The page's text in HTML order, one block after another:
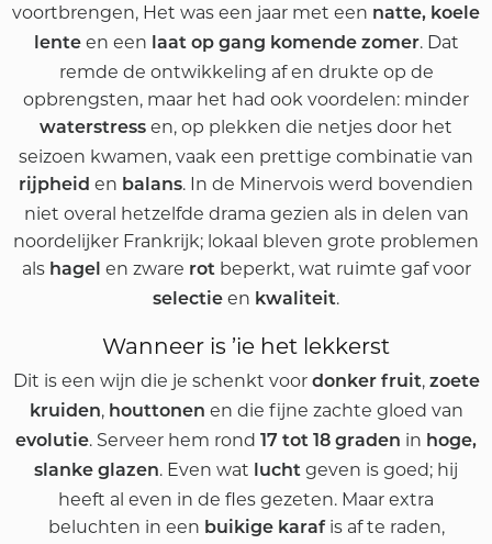
voortbrengen, Het was een jaar met een natte, koele
lenteen een laat op gang komende zomer. Dat
remde de ontwikkeling af en drukte op de
opbrengsten, maar het had ook voordelen: minder
waterstress en, op plekken die netjes door het
seizoen kwamen, vaak een prettige combinatie van
rijpheid en balans. In de Minervois werd bovendien
niet overal hetzelfde drama gezien als in delen van
noordelijker Frankrijk; lokaal bleven grote problemen
als hagel en zware rot beperkt, wat ruimte gaf voor
selectie en kwaliteit.
Wanneer is ’ie het lekkerst
Dit is een wijn die je schenkt voor donker fruit, zoete
kruiden, houttonen en die fijne zachte gloed van
evolutie. Serveer hem rond 17 tot 18 graden in hoge,
slanke glazen. Even wat lucht geven is goed; hij
heeft al even in de fles gezeten. Maar extra
beluchten in een buikige karafis af te raden,